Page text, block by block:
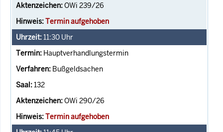
OWi 239/26
Termin aufgehoben
11:30 Uhr
Hauptverhandlungstermin
Bußgeldsachen
132
OWi 290/26
Termin aufgehoben